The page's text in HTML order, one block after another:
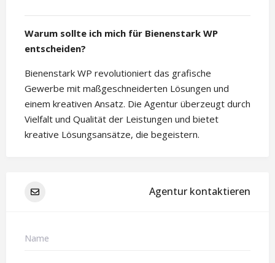
Warum sollte ich mich für Bienenstark WP
entscheiden?
Bienenstark WP revolutioniert das grafische
Gewerbe mit maßgeschneiderten Lösungen und
einem kreativen Ansatz. Die Agentur überzeugt durch
Vielfalt und Qualität der Leistungen und bietet
kreative Lösungsansätze, die begeistern.
Agentur kontaktieren